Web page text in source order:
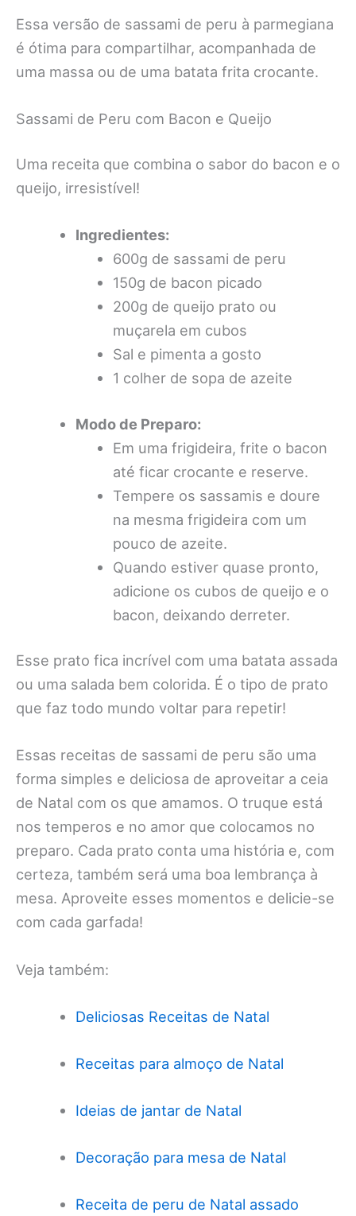
Essa versão de sassami de peru à parmegiana
é ótima para compartilhar, acompanhada de
uma massa ou de uma batata frita crocante.
Sassami de Peru com Bacon e Queijo
Uma receita que combina o sabor do bacon e o
queijo, irresistível!
Ingredientes:
600g de sassami de peru
150g de bacon picado
200g de queijo prato ou
muçarela em cubos
Sal e pimenta a gosto
1 colher de sopa de azeite
Modo de Preparo:
Em uma frigideira, frite o bacon
até ficar crocante e reserve.
Tempere os sassamis e doure
na mesma frigideira com um
pouco de azeite.
Quando estiver quase pronto,
adicione os cubos de queijo e o
bacon, deixando derreter.
Esse prato fica incrível com uma batata assada
ou uma salada bem colorida. É o tipo de prato
que faz todo mundo voltar para repetir!
Essas receitas de sassami de peru são uma
forma simples e deliciosa de aproveitar a ceia
de Natal com os que amamos. O truque está
nos temperos e no amor que colocamos no
preparo. Cada prato conta uma história e, com
certeza, também será uma boa lembrança à
mesa. Aproveite esses momentos e delicie-se
com cada garfada!
Veja também:
Deliciosas Receitas de Natal
Receitas para almoço de Natal
Ideias de jantar de Natal
Decoração para mesa de Natal
Receita de peru de Natal assado